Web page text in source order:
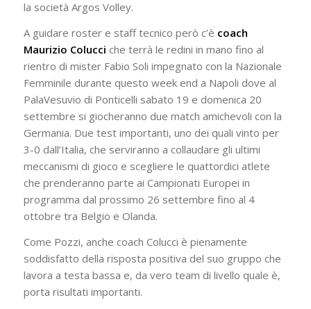
la società Argos Volley.
A guidare roster e staff tecnico però c’è coach
Maurizio Colucci che terrà le redini in mano fino al
rientro di mister Fabio Soli impegnato con la Nazionale
Femminile durante questo week end a Napoli dove al
PalaVesuvio di Ponticelli sabato 19 e domenica 20
settembre si giocheranno due match amichevoli con la
Germania. Due test importanti, uno dei quali vinto per
3-0 dall’Italia, che serviranno a collaudare gli ultimi
meccanismi di gioco e scegliere le quattordici atlete
che prenderanno parte ai Campionati Europei in
programma dal prossimo 26 settembre fino al 4
ottobre tra Belgio e Olanda.
Come Pozzi, anche coach Colucci è pienamente
soddisfatto della risposta positiva del suo gruppo che
lavora a testa bassa e, da vero team di livello quale è,
porta risultati importanti.